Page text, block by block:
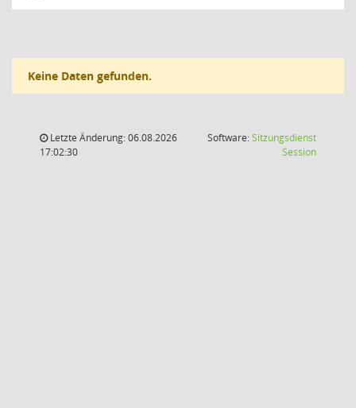
Keine Daten gefunden.
Letzte Änderung: 06.08.2026
17:02:30
Software:Sitzungsdienst
Session(Wird in